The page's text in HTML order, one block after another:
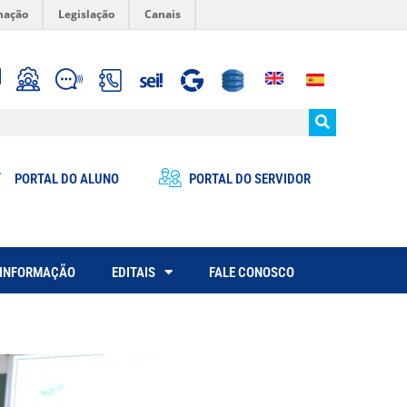
Legislação Canais
PORTAL DO ALUNO PORTAL DO SERVIDOR
EDITAIS FALE CONOSCO